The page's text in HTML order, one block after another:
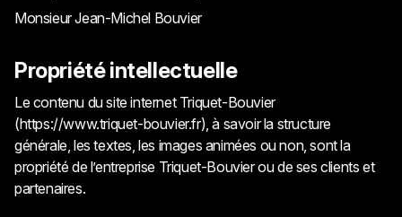
Monsieur Jean-Michel Bouvier
Propriété intellectuelle
Le contenu du site internet Triquet-Bouvier
(https://www.triquet-bouvier.fr), à savoir la structure
générale, les textes, les images animées ou non, sont la
propriété de l’entreprise Triquet-Bouvier ou de ses clients et
partenaires.